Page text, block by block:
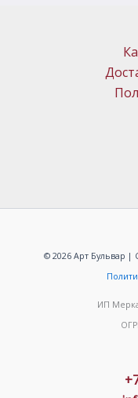
© 2026 Арт Бульвар |
ИП